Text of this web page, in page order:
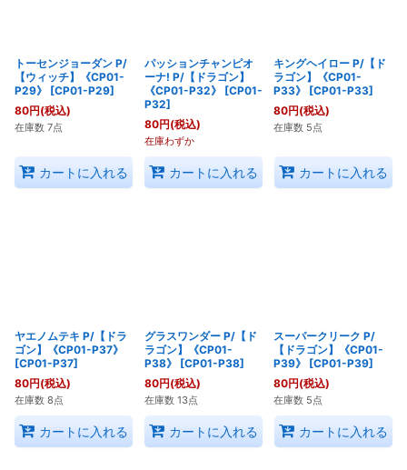
トーセンジョーダン P/
【ウィッチ】《CP01-
P29》
[CP01-P29]
80円(税込)
在庫数 7点
カートに入れる
パッションチャンピオ
ーナ! P/【ドラゴン】
《CP01-P32》
[CP01-
P32]
80円(税込)
在庫わずか
カートに入れる
キングヘイロー P/【ド
ラゴン】《CP01-
P33》
[CP01-P33]
80円(税込)
在庫数 5点
カートに入れる
ヤエノムテキ P/【ドラ
ゴン】《CP01-P37》
[CP01-P37]
80円(税込)
在庫数 8点
カートに入れる
グラスワンダー P/【ド
ラゴン】《CP01-
P38》
[CP01-P38]
80円(税込)
在庫数 13点
カートに入れる
スーパークリーク P/
【ドラゴン】《CP01-
P39》
[CP01-P39]
80円(税込)
在庫数 5点
カートに入れる